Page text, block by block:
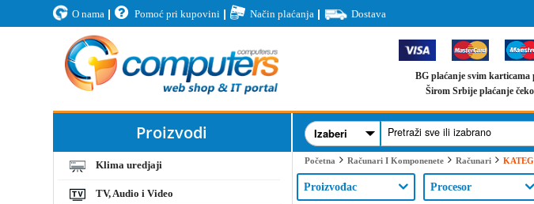
O nama Pomoć pri kupovini Način plaćanja Dostava
BG plaćanje svim karticama
Širom Srbije plaćanje
Proizvodi
Klima uredjaji
TV, Audio i Video
Početna Računari I Komponenete Računari
Proizvođac Procesor